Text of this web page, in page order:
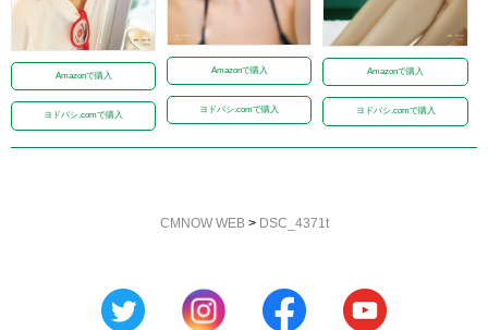
Amazonで購入
ヨドバシ.comで購入
Amazonで購入
ヨドバシ.comで購入
Amazonで購入
ヨドバシ.comで購入
CMNOW WEB> DSC_4371t